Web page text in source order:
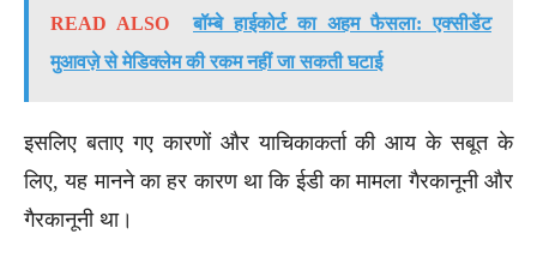
READ ALSO
बॉम्बे हाईकोर्ट का अहम फैसला: एक्सीडेंट
मुआवज़े से मेडिक्लेम की रकम नहीं जा सकती घटाई
इसलिए बताए गए कारणों और याचिकाकर्ता की आय के सबूत के
लिए, यह मानने का हर कारण था कि ईडी का मामला गैरकानूनी और
गैरकानूनी था।